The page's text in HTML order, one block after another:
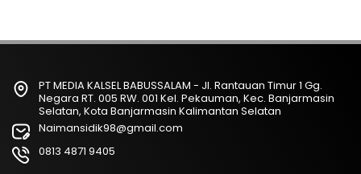
PT MEDIA KALSEL BABUSSALAM - Jl. Rantauan Timur 1 Gg.
Negara RT. 005 RW. 001 Kel. Pekauman, Kec. Banjarmasin
Selatan, Kota Banjarmasin Kalimantan Selatan
Naimansidik98@gmail.com
0813 4871 9405